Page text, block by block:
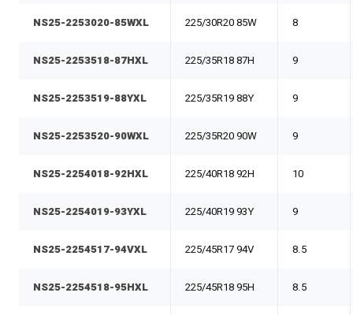
NS25-2253020-85WXL 225/30R20 85W 8
NS25-2253518-87HXL 225/35R18 87H 9
NS25-2253519-88YXL 225/35R19 88Y 9
NS25-2253520-90WXL 225/35R20 90W 9
NS25-2254018-92HXL 225/40R18 92H 10
NS25-2254019-93YXL 225/40R19 93Y 9
NS25-2254517-94VXL 225/45R17 94V 8.5
NS25-2254518-95HXL 225/45R18 95H 8.5